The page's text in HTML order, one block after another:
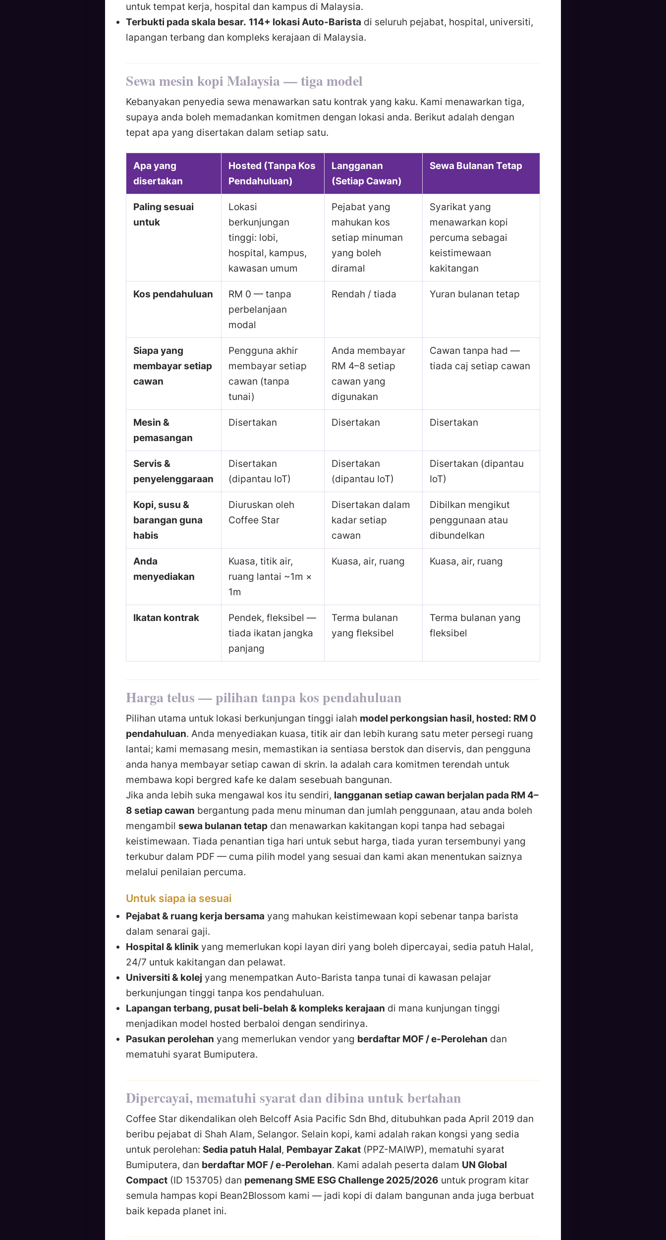
untuk tempat kerja, hospital dan kampus di Malaysia.
Terbukti pada skala besar. 114+ lokasi Auto-Barista di seluruh pejabat, hospital, universiti,
lapangan terbang dan kompleks kerajaan di Malaysia.
Sewa mesin kopi Malaysia — tiga model
Kebanyakan penyedia sewa menawarkan satu kontrak yang kaku. Kami menawarkan tiga,
supaya anda boleh memadankan komitmen dengan lokasi anda. Berikut adalah dengan
tepat apa yang disertakan dalam setiap satu.
Apa yang
disertakan
Hosted (Tanpa Kos
Pendahuluan)
Langganan
(Setiap Cawan)
Sewa Bulanan Tetap
Paling sesuai
untuk
Lokasi
berkunjungan
tinggi: lobi,
hospital, kampus,
kawasan umum
Pejabat yang
mahukan kos
setiap minuman
yang boleh
diramal
Syarikat yang
menawarkan kopi
percuma sebagai
keistimewaan
kakitangan
Kos pendahuluan
RM 0 — tanpa
perbelanjaan
modal
Rendah / tiada Yuran bulanan tetap
Siapa yang
membayar setiap
cawan
Pengguna akhir
membayar setiap
cawan (tanpa
tunai)
Anda membayar
RM 4–8 setiap
cawan yang
digunakan
Cawan tanpa had —
tiada caj setiap cawan
Mesin &
pemasangan
Disertakan Disertakan Disertakan
Servis &
penyelenggaraan
Disertakan
(dipantau IoT)
Disertakan
(dipantau IoT)
Disertakan (dipantau
IoT)
Kopi, susu &
barangan guna
habis
Diuruskan oleh
Coffee Star
Disertakan dalam
kadar setiap
cawan
Dibilkan mengikut
penggunaan atau
dibundelkan
Anda
menyediakan
Kuasa, titik air,
ruang lantai ~1m ×
1m
Kuasa, air, ruang Kuasa, air, ruang
Ikatan kontrak
Pendek, fleksibel —
tiada ikatan jangka
panjang
Terma bulanan
yang fleksibel
Terma bulanan yang
fleksibel
Harga telus — pilihan tanpa kos pendahuluan
Pilihan utama untuk lokasi berkunjungan tinggi ialah model perkongsian hasil, hosted: RM 0
pendahuluan. Anda menyediakan kuasa, titik air dan lebih kurang satu meter persegi ruang
lantai; kami memasang mesin, memastikan ia sentiasa berstok dan diservis, dan pengguna
anda hanya membayar setiap cawan di skrin. Ia adalah cara komitmen terendah untuk
membawa kopi bergred kafe ke dalam sesebuah bangunan.
Jika anda lebih suka mengawal kos itu sendiri, langganan setiap cawan berjalan pada RM 4–
8 setiap cawan bergantung pada menu minuman dan jumlah penggunaan, atau anda boleh
mengambil sewa bulanan tetap dan menawarkan kakitangan kopi tanpa had sebagai
keistimewaan. Tiada penantian tiga hari untuk sebut harga, tiada yuran tersembunyi yang
terkubur dalam PDF — cuma pilih model yang sesuai dan kami akan menentukan saiznya
melalui penilaian percuma.
Untuk siapa ia sesuai
Pejabat & ruang kerja bersama yang mahukan keistimewaan kopi sebenar tanpa barista
dalam senarai gaji.
Hospital & klinik yang memerlukan kopi layan diri yang boleh dipercayai, sedia patuh Halal,
24/7 untuk kakitangan dan pelawat.
Universiti & kolej yang menempatkan Auto-Barista tanpa tunai di kawasan pelajar
berkunjungan tinggi tanpa kos pendahuluan.
Lapangan terbang, pusat beli-belah & kompleks kerajaan di mana kunjungan tinggi
menjadikan model hosted berbaloi dengan sendirinya.
Pasukan perolehan yang memerlukan vendor yang berdaftar MOF / e-Perolehan dan
mematuhi syarat Bumiputera.
Dipercayai, mematuhi syarat dan dibina untuk bertahan
Coffee Star dikendalikan oleh Belcoff Asia Pacific Sdn Bhd, ditubuhkan pada April 2019 dan
beribu pejabat di Shah Alam, Selangor. Selain kopi, kami adalah rakan kongsi yang sedia
untuk perolehan: Sedia patuh Halal, Pembayar Zakat (PPZ-MAIWP), mematuhi syarat
Bumiputera, dan berdaftar MOF / e-Perolehan. Kami adalah peserta dalam UN Global
Compact (ID 153705) dan pemenang SME ESG Challenge 2025/2026 untuk program kitar
semula hampas kopi Bean2Blossom kami — jadi kopi di dalam bangunan anda juga berbuat
baik kepada planet ini.